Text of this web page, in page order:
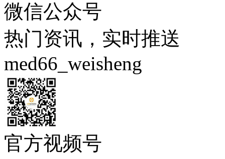
微信公众号
热门资讯，实时推送
med66_weisheng
官方视频号